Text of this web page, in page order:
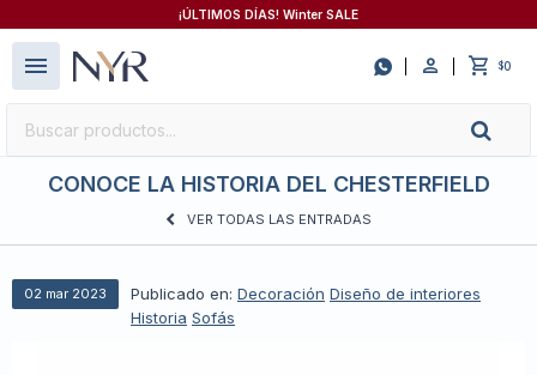
¡ÚLTIMOS DÍAS! Winter SALE
 $0
menu
CONOCE LA HISTORIA DEL CHESTERFIELD
VER TODAS LAS ENTRADAS
02 mar 2023 Publicado en: Decoración Diseño de interiores
Historia Sofás
close